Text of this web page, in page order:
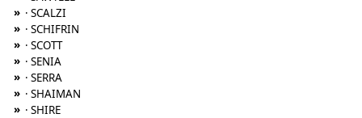
» · SCALZI
» · SCHIFRIN
» · SCOTT
» · SENIA
» · SERRA
» · SHAIMAN
» · SHIRE